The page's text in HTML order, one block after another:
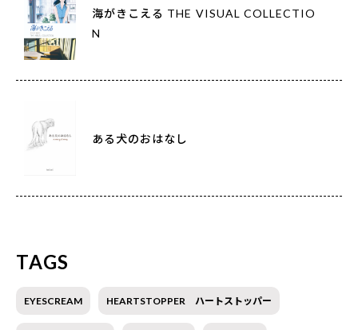
海がきこえる THE VISUAL COLLECTIO
N
ある犬のおはなし
TAGS
EYESCREAM HEARTSTOPPER ハートストッパー